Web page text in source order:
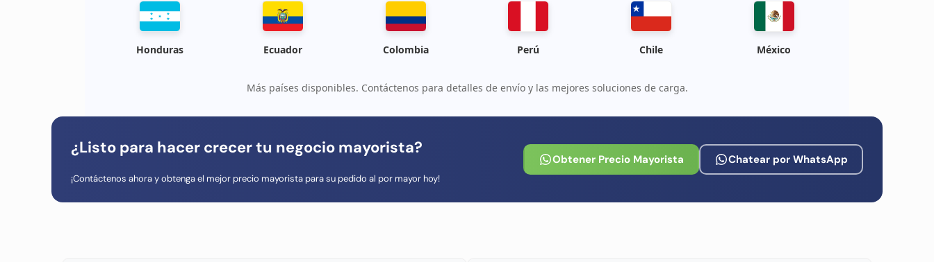
Honduras Ecuador Colombia Perú Chile México
Más países disponibles. Contáctenos para detalles de envío y las mejores soluciones de carga.
¿Listo para hacer crecer tu negocio mayorista?
¡Contáctenos ahora y obtenga el mejor precio mayorista para su pedido al por mayor hoy!
Obtener Precio Mayorista Chatear por WhatsApp